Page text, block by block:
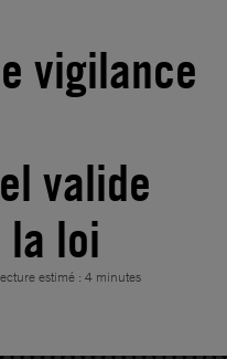
vigilance
valide
la loi
estimé : 4 minutes